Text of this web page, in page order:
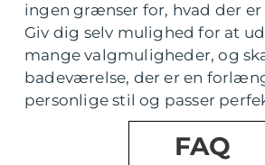
ingen grænser for, hvad der
Giv dig selv mulighed for at
mange valgmuligheder, og
badeværelse, der er en
personlige stil og passer
FAQ